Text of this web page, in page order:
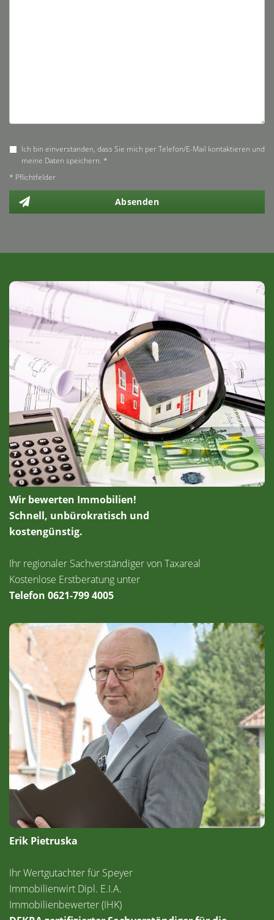
Ich bin einverstanden, dass Sie mich per Telefon/E-Mail kontaktieren und
meine Daten speichern. *
* Pflichtfelder
Absenden
Wir bewerten Immobilien!
Schnell, unbürokratisch und
kostengünstig.
Ihr regionaler Sachverständiger von Taxareal
Kostenlose Erstberatung unter
Telefon 0621-799 4005
Erik Pietruska
Ihr Wertgutachter für Speyer
Immobilienwirt Dipl. E.I.A.
Immobilienbewerter (IHK)